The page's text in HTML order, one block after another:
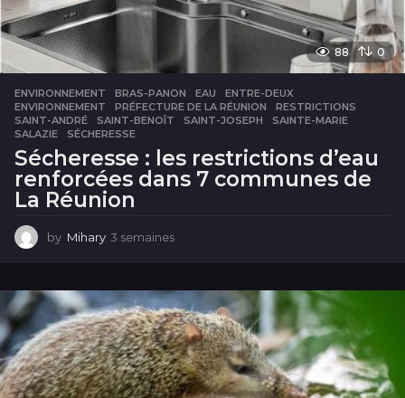
88 0
ENVIRONNEMENT BRAS-PANON ,EAU ,ENTRE-DEUX
ENVIRONNEMENT
,PRÉFECTURE DE LA RÉUNION ,RESTRICTIONS
SAINT-ANDRÉ
,SAINT-BENOÎT ,SAINT-JOSEPH ,SAINTE-MARIE
SALAZIE
,SÉCHERESSE
Sécheresse : les restrictions d’eau
renforcées dans 7 communes de
La Réunion
by Mihary 3 semaines
m
a
i
n
e
s